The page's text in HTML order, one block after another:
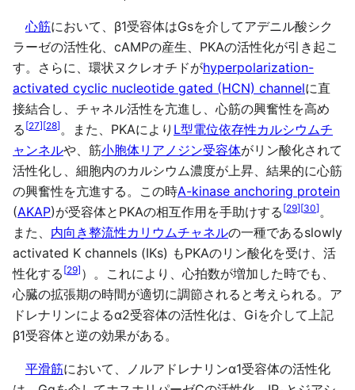
心筋において、β1受容体はGsを介してアデニル酸シク
ラーゼの活性化、cAMPの産生、PKAの活性化が引き起こ
す。さらに、環状ヌクレオチドがhyperpolarization-
activated cyclic nucleotide gated (HCN) channelに直
接結合し、チャネル活性を亢進し、心筋の興奮性を高め
る [27][28] 。また、PKAにより L型電位依存性カルシウムチ
ャンネルや、筋小胞体リアノジン受容体がリン酸化されて
活性化し、細胞内のカルシウム濃度が上昇、結果的に心筋
の興奮性を亢進する。この時A-kinase anchoring protein
(AKAP)が受容体とPKAの相互作用を手助けする [29][30] 。
また、 内向き整流性カリウムチャネルの一種であるslowly
activated K channels (IKs) もPKAのリン酸化を受け、活
性化する [29] ）。これにより、心拍数が増加した時でも、
心臓の拡張期の時間が適切に調節されると考えられる。ア
ドレナリンによるα2受容体の活性化は、Giを介して上記
β1受容体と逆の効果がある。
平滑筋において、ノルアドレナリンα1受容体の活性化